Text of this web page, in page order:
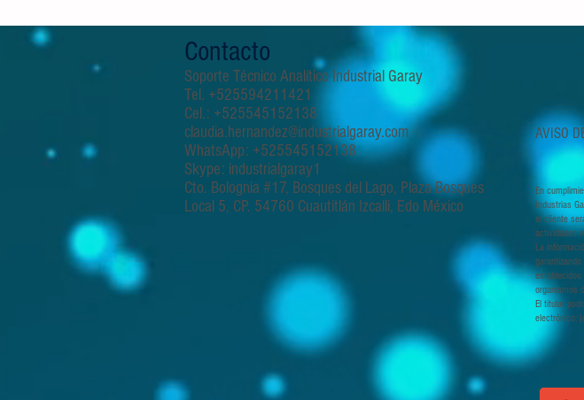
Contacto
Soporte Técnico Analítico Industrial Garay
Tel. +525594211421
Cel.: +525545152138
claudia.hernandez@industrialgaray.com
WhatsApp: +525545152138
Skype: industrialgaray1
Cto. Bolognia #17, Bosques del Lago, Plaza Bosques
Local 5, CP. 54760 Cuautitlán Izcalli, Edo México
AVISO
En
Industrias
el cliente
actividades
La
establecidos
organismos
El titular
electrónico: [